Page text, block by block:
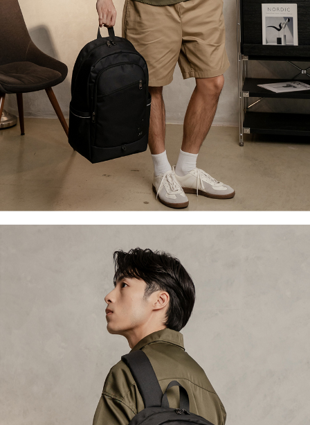
恩沛科技股份有限公司將有權停止該用戶之使用額度並採取法律行動。